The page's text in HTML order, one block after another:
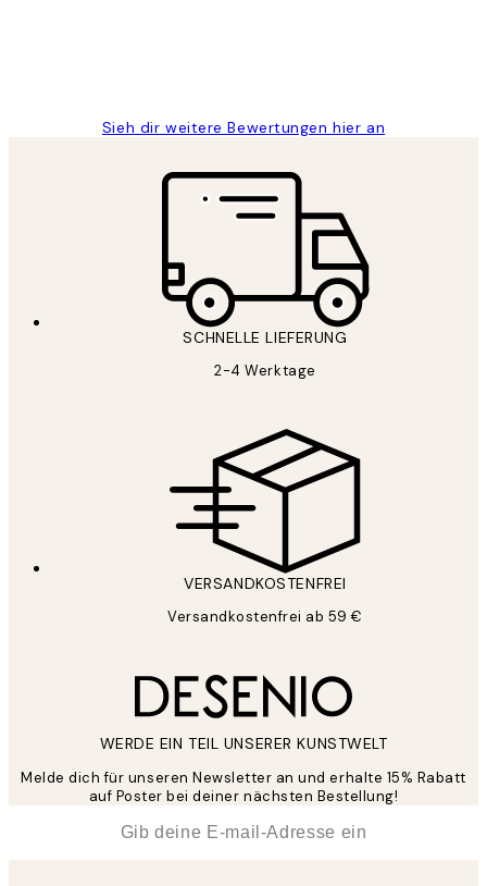
Sieh dir weitere Bewertungen hier an
SCHNELLE LIEFERUNG
2-4 Werktage
VERSANDKOSTENFREI
Versandkostenfrei ab 59 €
WERDE EIN TEIL UNSERER KUNSTWELT
Melde dich für unseren Newsletter an und erhalte 15% Rabatt
auf Poster bei deiner nächsten Bestellung!